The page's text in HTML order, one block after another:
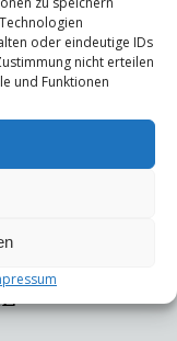
oder eindeutige IDs
nicht erteilen
und Funktionen